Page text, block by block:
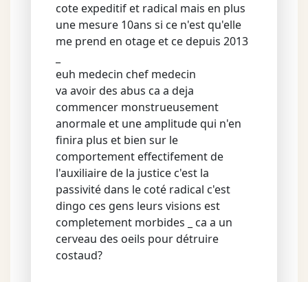
cote expeditif et radical mais en plus
une mesure 10ans si ce n'est qu'elle
me prend en otage et ce depuis 2013
euh medecin chef medecin
va avoir des abus ca a deja
commencer monstrueusement
anormale et une amplitude qui n'en
finira plus et bien sur le
comportement effectifement de
l'auxiliaire de la justice c'est la
passivité dans le coté radical c'est
dingo ces gens leurs visions est
completement morbides _ ca a un
cerveau des oeils pour détruire
costaud?